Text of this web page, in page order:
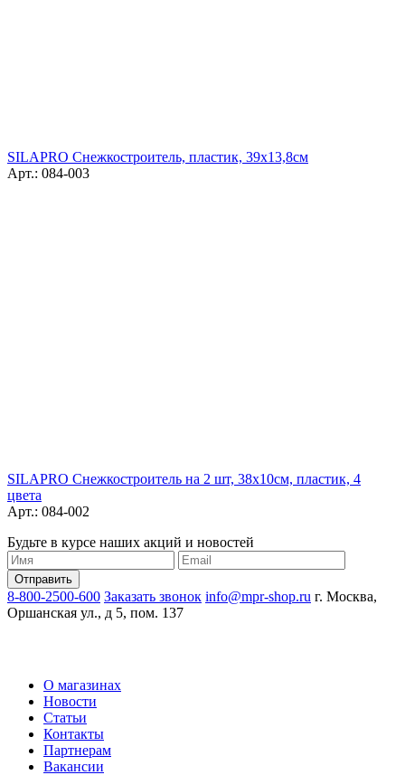
SILAPRO Снежкостроитель, пластик, 39х13,8см
Арт.: 084-003
SILAPRO Снежкостроитель на 2 шт, 38х10см, пластик, 4
цвета
Арт.: 084-002
Будьте в курсе наших акций и новостей
8-800-2500-600 Заказать звонок info@mpr-shop.ru г. Москва,
Оршанская ул., д 5, пом. 137
О магазинах
Новости
Статьи
Контакты
Партнерам
Вакансии